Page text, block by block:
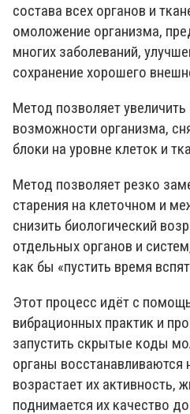
состава всех органов и
омоложение организма,
многих заболеваний,
сохранение хорошего
Метод позволяет
возможности организма,
блоки на уровне клеток и
Метод позволяет резко
старения на клеточном и
снизить биологический
отдельных органов и
как бы «пустить время
Этот процесс идёт с
вибрационных практик и
запустить скрытые коды
органы восстанавливаются
возрастает их активность,
поднимается их качество